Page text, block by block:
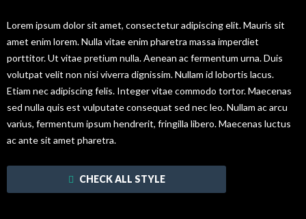
Lorem ipsum dolor sit amet, consectetur adipiscing elit. Mauris sit
amet enim lorem. Nulla vitae enim pharetra massa imperdiet
porttitor. Ut vitae pretium nulla. Aenean ac fermentum urna. Duis
volutpat velit non nisi viverra dignissim. Nullam id lobortis lacus.
Etiam nec adipiscing felis. Integer vitae commodo tortor. Maecenas
sed nulla quis est vulputate consequat sed nec leo. Nullam ac arcu
varius, fermentum ipsum hendrerit, fringilla libero. Maecenas luctus
ac ante sit amet pharetra.
CHECK ALL STYLE